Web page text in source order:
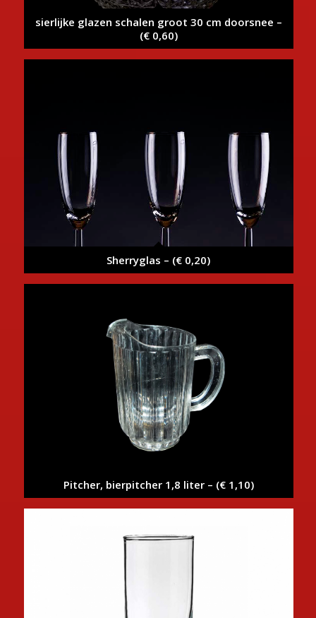
sierlijke glazen schalen groot 30 cm doorsnee –
(€ 0,60)
Sherryglas – (€ 0,20)
Pitcher, bierpitcher 1,8 liter – (€ 1,10)